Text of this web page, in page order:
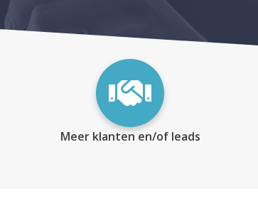
Meer klanten en/of leads